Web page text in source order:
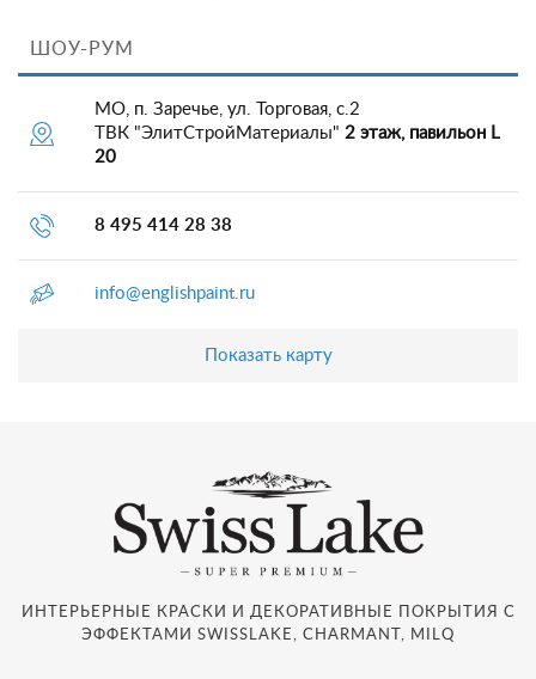
ШОУ-РУМ
МО, п. Заречье, ул. Торговая, с.2
ТВК "ЭлитСтройМатериалы" 2 этаж, павильон L
20
8 495 414 28 38
info@englishpaint.ru
Показать карту
ИНТЕРЬЕРНЫЕ КРАСКИ И ДЕКОРАТИВНЫЕ ПОКРЫТИЯ С
ЭФФЕКТАМИ SWISSLAKE, CHARMANT, MILQ